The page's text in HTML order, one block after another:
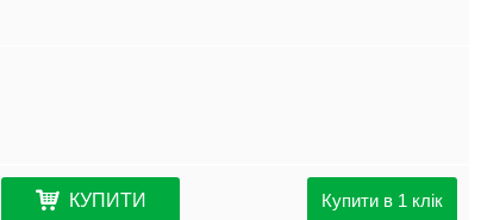
КУПИТИ Купити в 1 клік